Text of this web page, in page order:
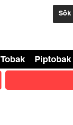
Tobak Piptobak